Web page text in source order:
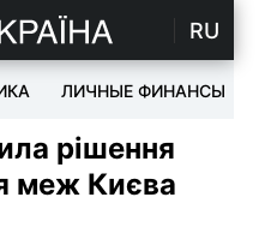
RU
ЛИЧНЫЕ ФИНАНСЫ
рішення
меж Києва